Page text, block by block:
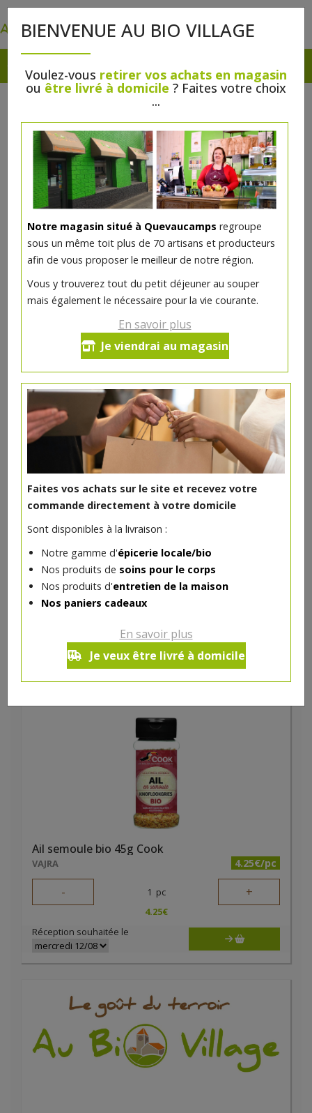
BIENVENUE AU BIO VILLAGE
Voulez-vous retirer vos achats en magasin
ou être livré à domicile ? Faites votre choix
...
Notre magasin situé à Quevaucamps regroupe
sous un même toit plus de 70 artisans et producteurs
afin de vous proposer le meilleur de notre région.
Vous y trouverez tout du petit déjeuner au souper
mais également le nécessaire pour la vie courante.
En savoir plus
Je viendrai au magasin
Faites vos achats sur le site et recevez votre
commande directement à votre domicile
Sont disponibles à la livraison :
Notre gamme d'épicerie locale/bio
Nos produits de soins pour le corps
Nos produits d'entretien de la maison
Nos paniers cadeaux
En savoir plus
Je veux être livré à domicile
Mélange pain épices bio 32g
Ce produit est indisponible pour le moment.
DANS LA MÊME CATÉGORIE ...
Ail des ours bio 16g
VAJRA
3.08€
Réception souhaitée le
Ail semoule bio 45g Cook
VAJRA 4.25€/pc
- 1 pc +
4.25€
Réception souhaitée le